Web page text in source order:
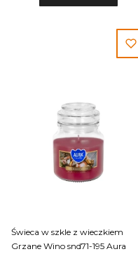
Świeca w szkle z wieczkiem
Grzane Wino snd71-195 Aura